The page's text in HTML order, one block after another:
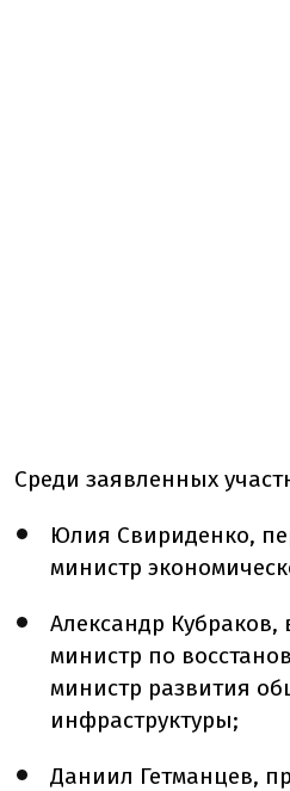
Среди заявленных
Юлия Свириденко,
министр
Александр Кубраков,
министр по
министр развития
инфраструктуры;
Даниил Гетманцев,